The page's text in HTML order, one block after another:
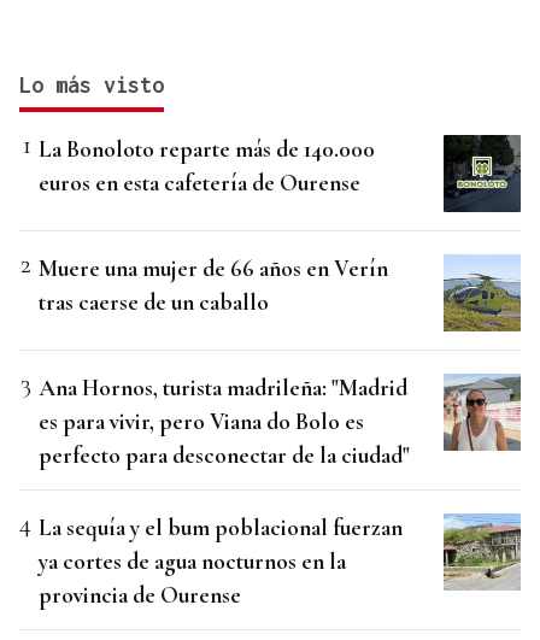
Lo más visto
La Bonoloto reparte más de 140.000
euros en esta cafetería de Ourense
Muere una mujer de 66 años en Verín
tras caerse de un caballo
Ana Hornos, turista madrileña: "Madrid
es para vivir, pero Viana do Bolo es
perfecto para desconectar de la ciudad"
La sequía y el bum poblacional fuerzan
ya cortes de agua nocturnos en la
provincia de Ourense